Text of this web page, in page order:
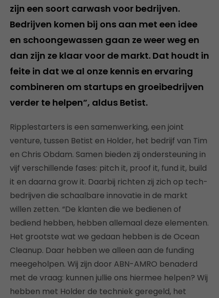
zijn een soort carwash voor bedrijven.
Bedrijven komen bij ons aan met een idee
en schoongewassen gaan ze weer weg en
dan zijn ze klaar voor de markt. Dat houdt in
feite in dat we al onze kennis en ervaring
combineren om startups en groeibedrijven
verder te helpen”, aldus Betist.
Ripplestarters is een samenwerking, een joint
venture, tussen Betist en Holder, het bedrijf van Tim
en Chris Obdam. Samen bieden zij ondersteuning in
vijf verschillende fases: pitch it, proof it, fund it, build
it en daarna grow it. Daarbij richten zij zich op tech-
bedrijven die schaalbare innovatie in de markt
willen zetten. “De klanten die we bedienen of
bediend hebben, hebben allemaal deze elementen.
Het grootste wat we gedaan hebben is de Ocean
Cleanup. Daar hebben we alleen aan de funding
meegeholpen. Wij zijn door ABN-AMRO benaderd
met de vraag: kunnen jullie ons hiermee helpen? Wij
hebben met Holder de techniek geregeld, het